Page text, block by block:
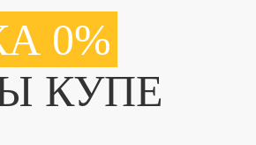
0%
КУПЕ